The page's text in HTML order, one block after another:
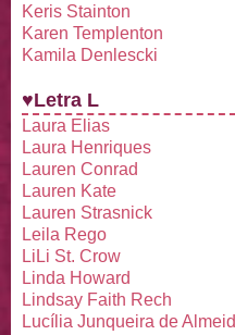
Keris Stainton
Karen Templenton
Kamila Denlescki
♥Letra L
Laura Elias
Laura Henriques
Lauren Conrad
Lauren Kate
Lauren Strasnick
Leila Rego
LiLi St. Crow
Linda Howard
Lindsay Faith Rech
Lucília Junqueira de